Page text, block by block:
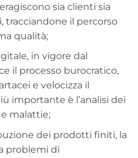
sia clienti sia
il percorso
qualità;
in vigore dal
il processo burocratico,
e velocizza il
importante è l’analisi dei
malattie;
dei prodotti finiti, la
problemi di